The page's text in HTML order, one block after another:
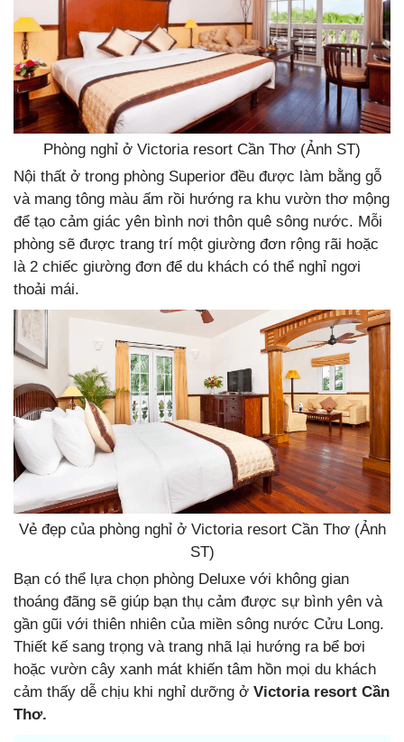
Phòng nghỉ ở Victoria resort Cần Thơ (Ảnh ST)
Nội thất ở trong phòng Superior đều được làm bằng gỗ
và mang tông màu ấm rồi hướng ra khu vườn thơ mộng
để tạo cảm giác yên bình nơi thôn quê sông nước. Mỗi
phòng sẽ được trang trí một giường đơn rộng rãi hoặc
là 2 chiếc giường đơn để du khách có thể nghỉ ngơi
thoải mái.
Vẻ đẹp của phòng nghỉ ở Victoria resort Cần Thơ (Ảnh
ST)
Bạn có thể lựa chọn phòng Deluxe với không gian
thoáng đãng sẽ giúp bạn thụ cảm được sự bình yên và
gần gũi với thiên nhiên của miền sông nước Cửu Long.
Thiết kế sang trọng và trang nhã lại hướng ra bể bơi
hoặc vườn cây xanh mát khiến tâm hồn mọi du khách
cảm thấy dễ chịu khi nghỉ dưỡng ở Victoria resort Cần
Thơ.